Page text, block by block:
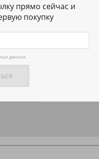
прямо сейчас и
покупку
данных.